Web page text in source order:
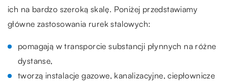
ich na bardzo szeroką skalę. Poniżej przedstawiamy
główne zastosowania rurek stalowych:
pomagają w transporcie substancji płynnych na różne
dystanse,
tworzą instalacje gazowe, kanalizacyjne, ciepłownicze